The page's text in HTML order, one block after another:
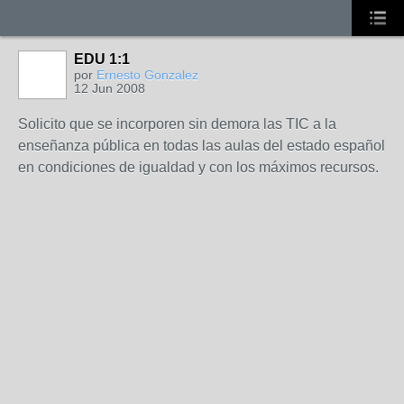
EDU 1:1
por Ernesto Gonzalez
12 Jun 2008
Solicito que se incorporen sin demora las TIC a la
enseñanza pública en todas las aulas del estado español
en condiciones de igualdad y con los máximos recursos.